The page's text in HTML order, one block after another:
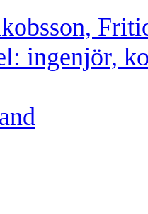
ingenjör,